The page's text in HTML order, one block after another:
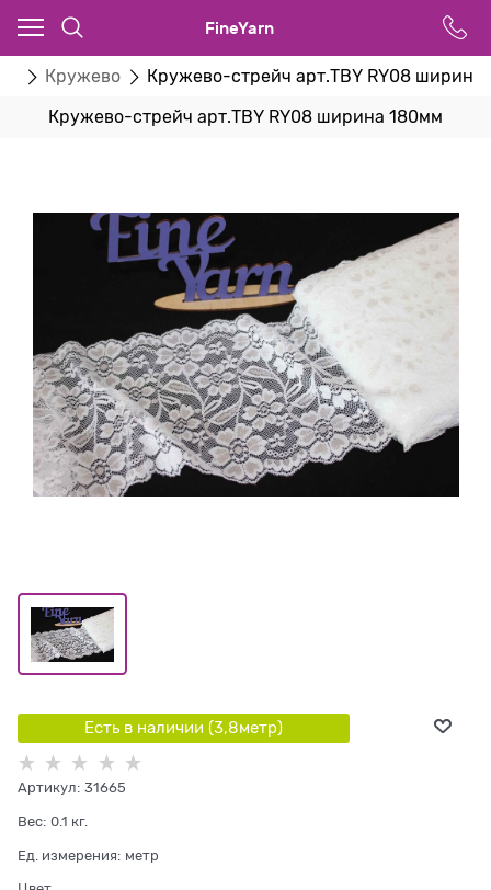
FineYarn
Кружево Кружево-стрейч арт.TBY RY08 ширина
Кружево-стрейч арт.TBY RY08 ширина 180мм
Есть в наличии (3,8метр)
Артикул: 31665
Вес: 0.1 кг.
Ед. измерения: метр